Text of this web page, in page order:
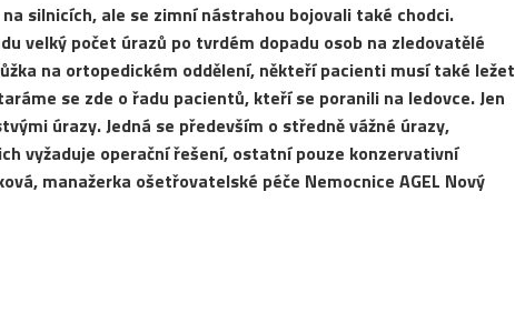
silnicích, ale se zimní nástrahou bojovali také chodci.
velký počet úrazů po tvrdém dopadu osob na zledovatělé
na ortopedickém oddělení, někteří pacienti musí také ležet
se zde o řadu pacientů, kteří se poranili na ledovce. Jen
úrazy. Jedná se především o středně vážné úrazy,
vyžaduje operační řešení, ostatní pouze konzervativní
manažerka ošetřovatelské péče Nemocnice AGEL Nový